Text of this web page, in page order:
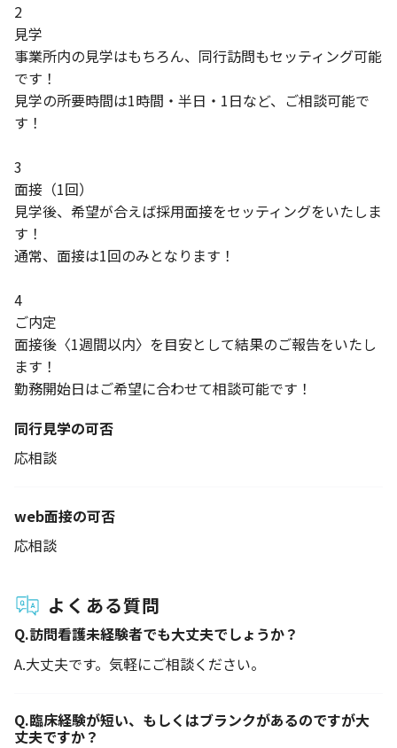
2
見学
事業所内の見学はもちろん、同行訪問もセッティング可能
です！
見学の所要時間は1時間・半日・1日など、ご相談可能で
す！
3
面接（1回）
見学後、希望が合えば採用面接をセッティングをいたしま
す！
通常、面接は1回のみとなります！
4
ご内定
面接後〈1週間以内〉を目安として結果のご報告をいたし
ます！
勤務開始日はご希望に合わせて相談可能です！
同行見学の可否
応相談
web面接の可否
応相談
よくある質問
Q.訪問看護未経験者でも大丈夫でしょうか？
A.大丈夫です。気軽にご相談ください。
Q.臨床経験が短い、もしくはブランクがあるのですが大
丈夫ですか？